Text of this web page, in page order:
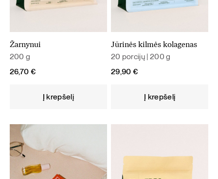
Žarnynui
200 g
26,70 €
Į krepšelį
Jūrinės kilmės kolagenas
20 porcijų | 200 g
29,90 €
Į krepšelį